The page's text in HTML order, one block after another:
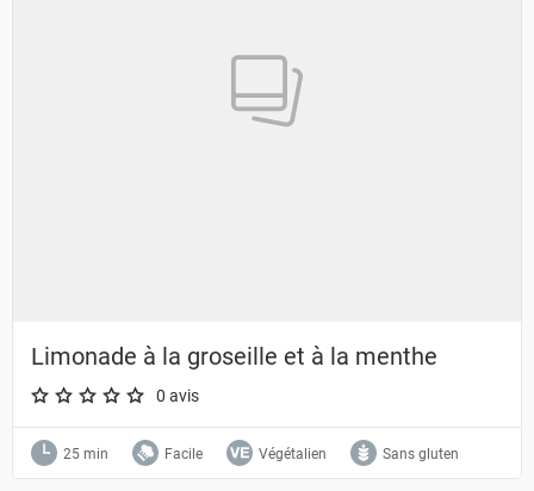
Limonade à la groseille et à la menthe
A star rating of 0 out of 5.
0 avis
25 min Facile Végétalien Sans gluten